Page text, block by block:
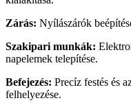
Zárás: Nyílászárók
Szakipari munkák:
napelemek telepítése.
Befejezés: Precíz festés és
felhelyezése.